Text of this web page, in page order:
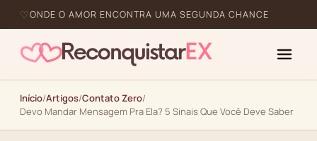
ONDE O AMOR ENCONTRA UMA SEGUNDA CHANCE
Início/Artigos/Contato Zero/
Devo Mandar Mensagem Pra Ela? 5 Sinais Que Você Deve Saber